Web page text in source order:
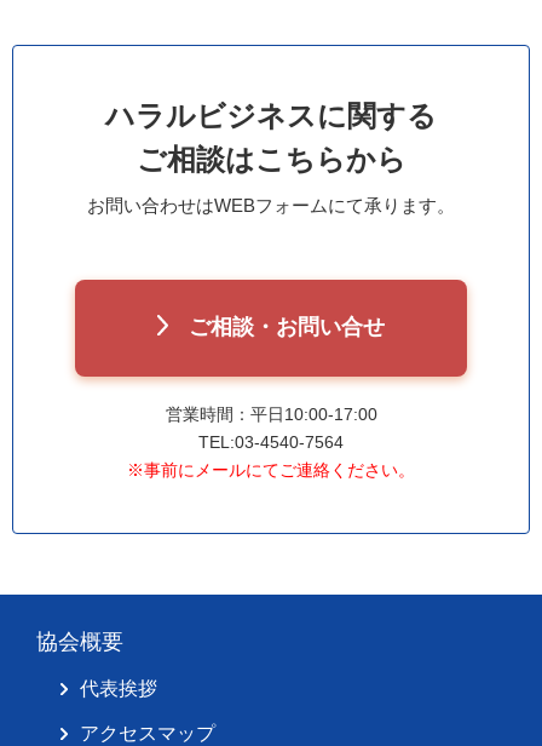
ハラルビジネスに関する
ご相談はこちらから
お問い合わせはWEBフォームにて承ります。
ご相談・お問い合せ
営業時間：平日10:00-17:00
TEL:03-4540-7564
※事前にメールにてご連絡ください。
協会概要
代表挨拶
アクセスマップ